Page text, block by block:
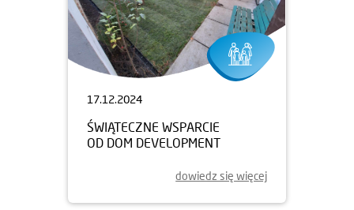
17.12.2024
ŚWIĄTECZNE WSPARCIE
OD DOM DEVELOPMENT
dowiedz się więcej